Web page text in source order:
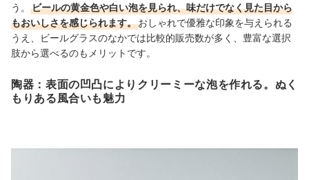
う。
ビールの黄金色や白い泡を見られ、味だけでなく見た目から
もおいしさを感じられます。おしゃれで優雅な印象を与えられる
うえ、ビールグラスのなかでは比較的販売数が多く、豊富な選択
肢から選べるのもメリットです。
陶器：表面の凹凸によりクリーミーな泡を作れる。ぬく
もりある風合いも魅力